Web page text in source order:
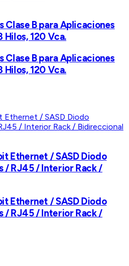
Clase B para Aplicaciones
Hilos, 120 Vca.
Clase B para Aplicaciones
Hilos, 120 Vca.
Ethernet / SASD Diodo
/ RJ45 / Interior Rack /
Ethernet / SASD Diodo
/ RJ45 / Interior Rack /